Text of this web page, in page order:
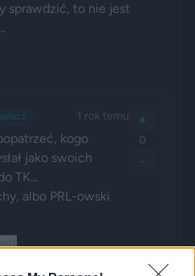
sprawdzić, to nie jest
1 rok temu
kogo
jako swoich
TK...
albo PRL-owski
+
0
-